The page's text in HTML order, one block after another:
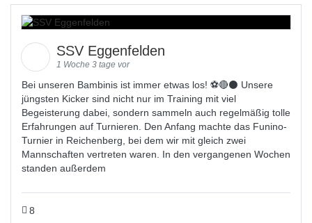
SSV Eggenfelden
1 Woche 3 tage vor
Bei unseren Bambinis ist immer etwas los! ⚽️🔴⚫ Unsere
jüngsten Kicker sind nicht nur im Training mit viel
Begeisterung dabei, sondern sammeln auch regelmäßig tolle
Erfahrungen auf Turnieren. Den Anfang machte das Funino-
Turnier in Reichenberg, bei dem wir mit gleich zwei
Mannschaften vertreten waren. In den vergangenen Wochen
standen außerdem
8